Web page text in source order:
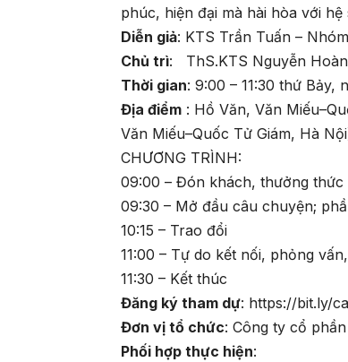
phúc, hiện đại mà hài hòa với hệ
Diễn giả: KTS Trần Tuấn –
Chủ trì: ThS.KTS Nguyễn
Thời gian: 9:00 – 11:30 thứ Bảy,
Địa điểm : Hồ Văn, Văn
Văn Miếu–Quốc Tử Giám, Hà
CHƯƠNG TRÌNH:
09:00 – Đón khách, thưởng thức
09:30 – Mở đầu câu chuyện;
10:15 – Trao đổi
11:00 – Tự do kết nối, phỏng
11:30 – Kết thúc
Đăng ký tham dự: https://bit.ly/
Đơn vị tổ chức: Công ty cổ
Phối hợp thực hiện: